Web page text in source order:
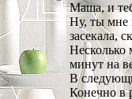
Маша, и
Ну, ты мне
засекала,
Несколько
минут на
В
Конечно в